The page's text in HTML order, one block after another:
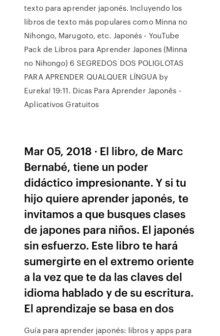
texto para aprender japonés. Incluyendo los
libros de texto más populares como Minna no
Nihongo, Marugoto, etc. Japonés - YouTube
Pack de Libros para Aprender Japones (Minna
no Nihongo) 6 SEGREDOS DOS POLIGLOTAS
PARA APRENDER QUALQUER LÍNGUA by
Eureka! 19:11. Dicas Para Aprender Japonês -
Aplicativos Gratuitos
Mar 05, 2018 · El libro, de Marc
Bernabé, tiene un poder
didáctico impresionante. Y si tu
hijo quiere aprender japonés, te
invitamos a que busques clases
de japones para niños. El japonés
sin esfuerzo. Este libro te hará
sumergirte en el extremo oriente
a la vez que te da las claves del
idioma hablado y de su escritura.
El aprendizaje se basa en dos
Guía para aprender japonés: libros y apps para